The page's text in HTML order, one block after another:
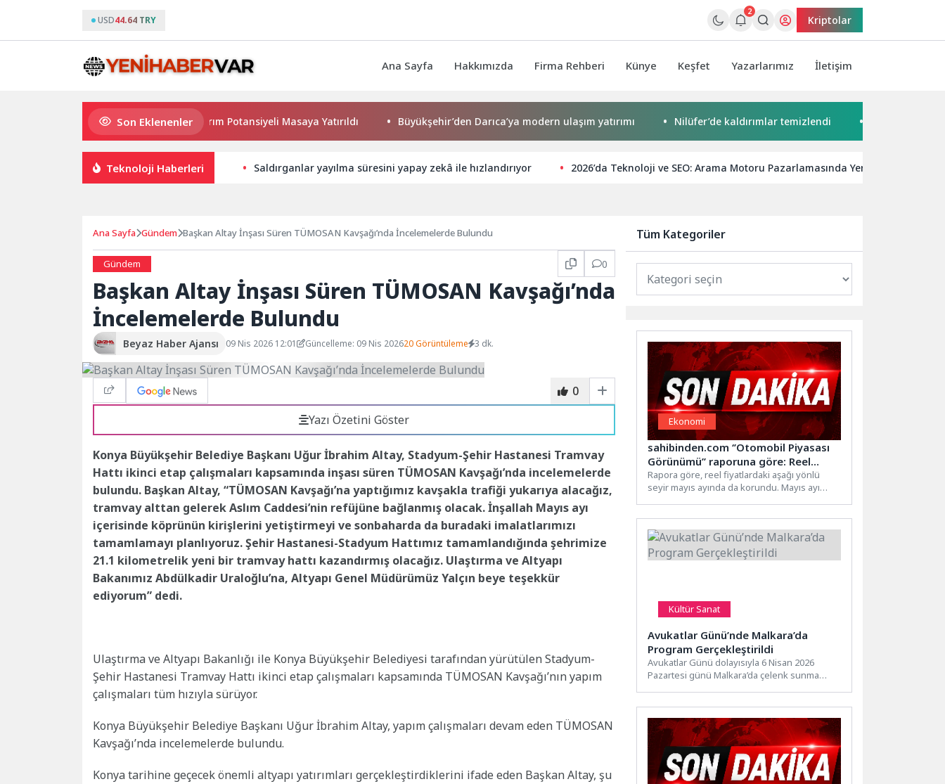
USD44.64 TRY
2
Kriptolar
Ana Sayfa Hakkımızda Firma Rehberi Künye Keşfet Yazarlarımız İletişim
Son Eklenenler
Haymana’nın Geleceği ve Yatırım Potansiyeli Masaya Yatırıldı Büyükşehir’den Darıca’ya modern ulaşım yatırımı Nilüfer’de kaldırımlar temizlendi Başkan
Teknoloji Haberleri Saldırganlar yayılma süresini yapay zekâ ile hızlandırıyor 2026’da Teknoloji ve SEO: Arama Motoru Pazarlamasında Yeni Dönem
Ana Sayfa Gündem Başkan Altay İnşası Süren TÜMOSAN Kavşağı’nda İncelemelerde Bulundu
Gündem 0
Başkan Altay İnşası Süren TÜMOSAN Kavşağı’nda
İncelemelerde Bulundu
Beyaz Haber Ajansı 09 Nis 2026 12:01 Güncelleme: 09 Nis 202620 Görüntüleme 3 dk.
0
Yazı Özetini Göster
Konya Büyükşehir Belediye Başkanı Uğur İbrahim Altay, Stadyum-Şehir Hastanesi Tramvay
Hattı ikinci etap çalışmaları kapsamında inşası süren TÜMOSAN Kavşağı’nda incelemelerde
bulundu. Başkan Altay, “TÜMOSAN Kavşağı’na yaptığımız kavşakla trafiği yukarıya alacağız,
tramvay alttan gelerek Aslım Caddesi’nin refüjüne bağlanmış olacak. İnşallah Mayıs ayı
içerisinde köprünün kirişlerini yetiştirmeyi ve sonbaharda da buradaki imalatlarımızı
tamamlamayı planlıyoruz. Şehir Hastanesi-Stadyum Hattımız tamamlandığında şehrimize
21.1 kilometrelik yeni bir tramvay hattı kazandırmış olacağız. Ulaştırma ve Altyapı
Bakanımız Abdülkadir Uraloğlu’na, Altyapı Genel Müdürümüz Yalçın beye teşekkür
ediyorum” dedi.
Ulaştırma ve Altyapı Bakanlığı ile Konya Büyükşehir Belediyesi tarafından yürütülen Stadyum-
Şehir Hastanesi Tramvay Hattı ikinci etap çalışmaları kapsamında TÜMOSAN Kavşağı’nın yapım
çalışmaları tüm hızıyla sürüyor.
Konya Büyükşehir Belediye Başkanı Uğur İbrahim Altay, yapım çalışmaları devam eden TÜMOSAN
Kavşağı’nda incelemelerde bulundu.
Konya tarihine geçecek önemli altyapı yatırımları gerçekleştirdiklerini ifade eden Başkan Altay, şu
Tüm Kategoriler
Ekonomi
sahibinden.com ‘’Otomobil Piyasası
Görünümü’’ raporuna göre: Reel
Fiyatlar Gerilerken Talep
Göstergelerinde Bayram Etkisi Öne
Çıktı
Rapora göre, reel fiyatlardaki aşağı yönlü
seyir mayıs ayında da korundu. Mayıs ayı
Kültür Sanat
Avukatlar Günü’nde Malkara’da
Program Gerçekleştirildi
Avukatlar Günü dolayısıyla 6 Nisan 2026
Pazartesi günü Malkara’da çelenk sunma